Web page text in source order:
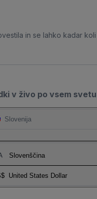
in se lahko kadar
v živo po vsem svetu
Slovenija
Slovenščina
United States Dollar